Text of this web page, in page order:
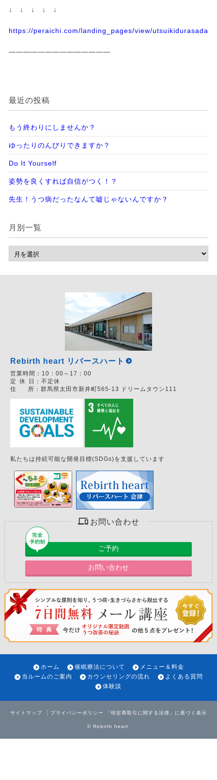
↓ ↓ ↓ ↓ ↓
https://peraichi.com/landing_pages/view/
——————————————
最近の投稿
もう終わりにしませんか？
ゆったりのんびりできますか？
Do It Yourself
姿勢を良くすれば自信がつく！？
先生！うつ病だったなんて嘘じゃないんですか？
月別一覧
Rebirth heart リバースハート
営業時間： 10：00～17：00
定 休 日： 不定休
住
所： 群馬県太田市新井町565-13 ドリームタウン111
私たちは持続可能な開発目標(SDGs)を支援しています
お問い合わせ
ご予約
お問い合わせ
ホーム 催眠療法について
メニュー＆料金
当ルームのご案内
カウンセリングの流れ
よくある質問
体験談
サイトマップ プライバシーポリシー 「特定商取引に関する法律」に基づく表示
© Rebirth heart